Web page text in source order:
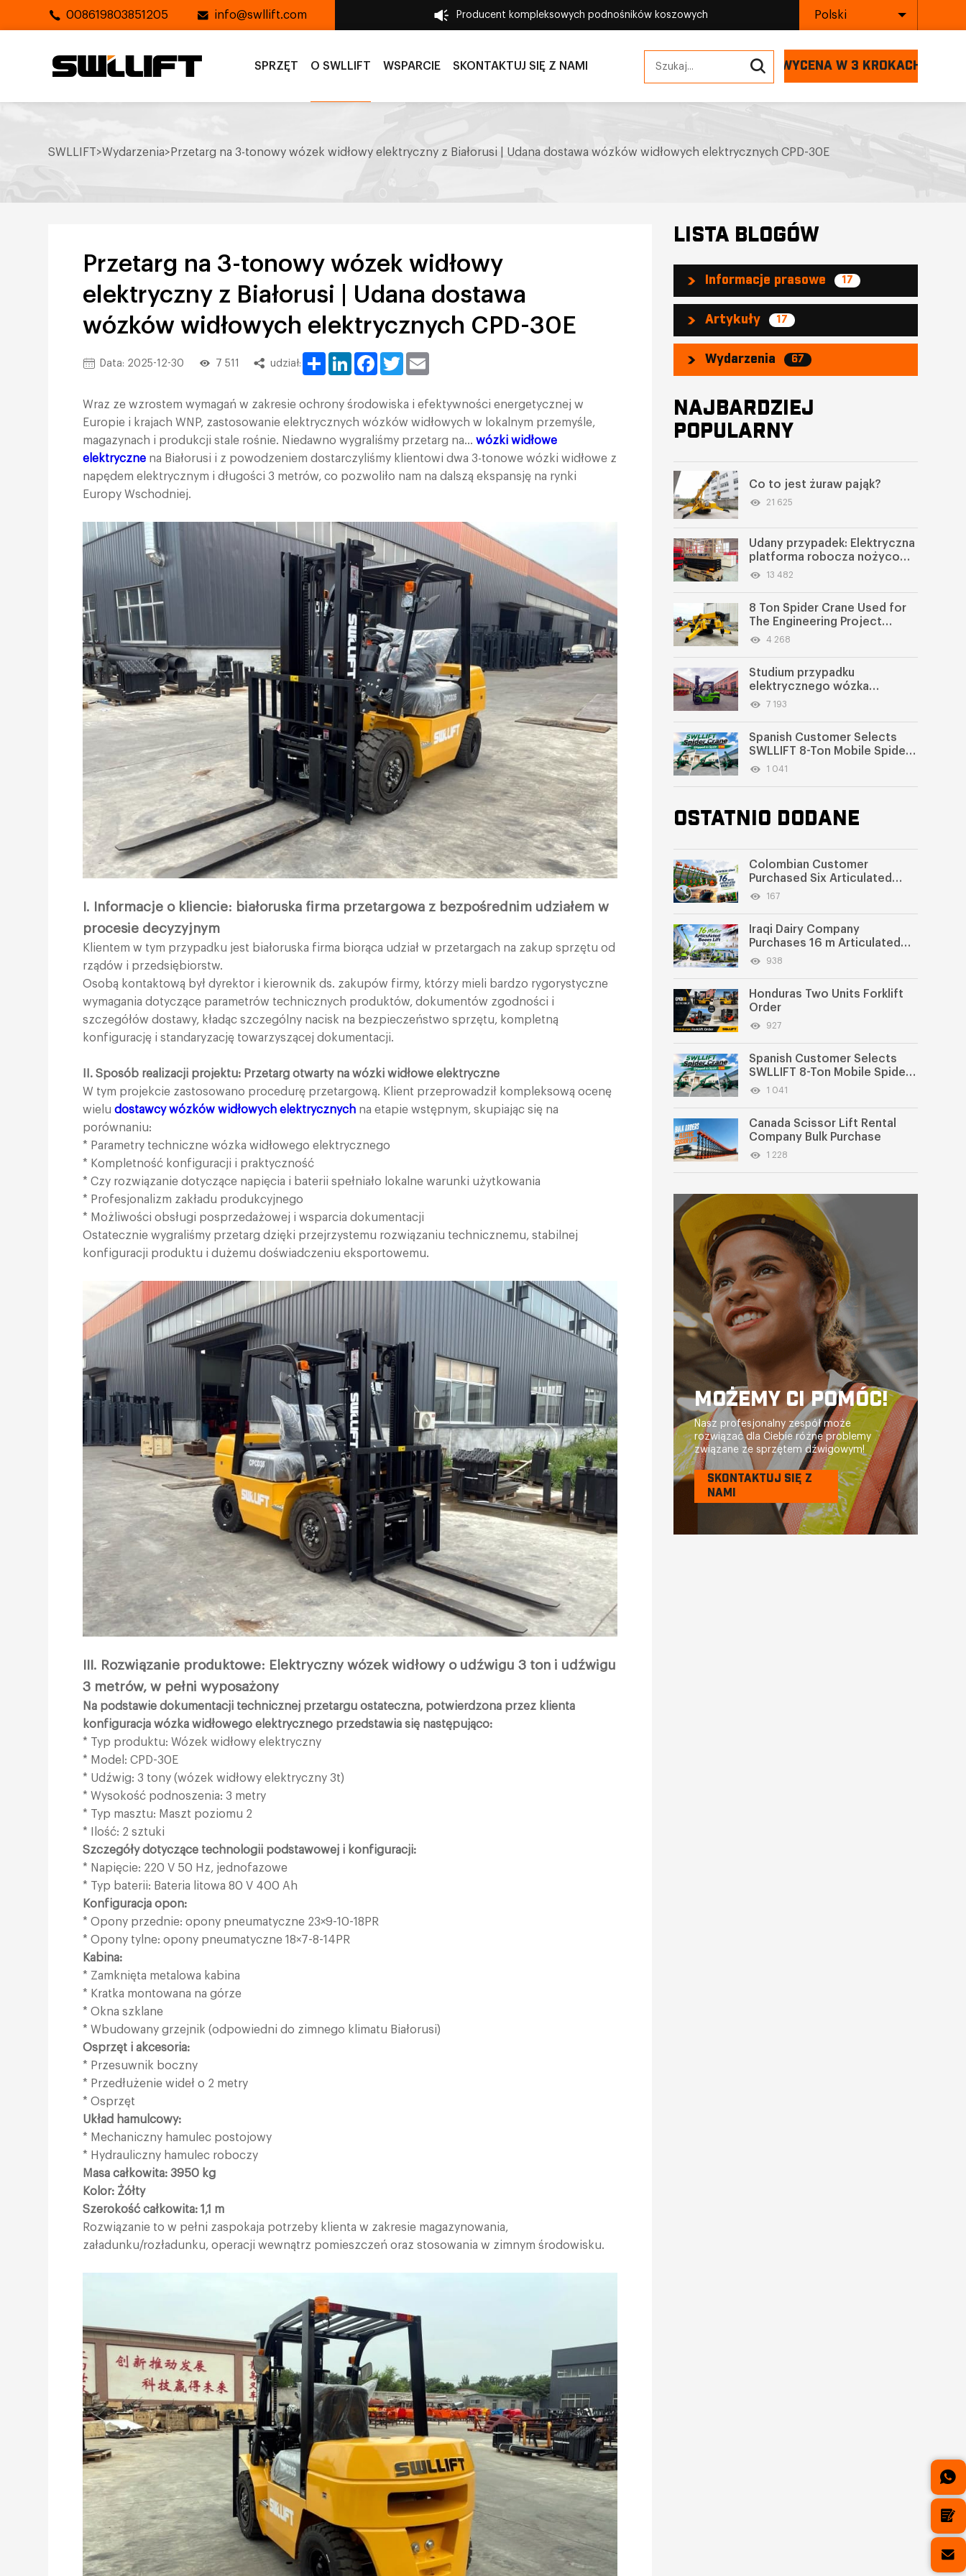
008619803851205 info@swllift.com Producent kompleksowych podnośników koszowych Polski
SPRZĘT O SWLLIFT WSPARCIE SKONTAKTUJ SIĘ Z NAMI WYCENA W 3 KROKACH
SWLLIFT>Wydarzenia> Przetarg na 3-tonowy wózek widłowy elektryczny z Białorusi | Udana dostawa wózków widłowych elektrycznych CPD-30E
Przetarg na 3-tonowy wózek widłowy
elektryczny z Białorusi | Udana dostawa
wózków widłowych elektrycznych CPD-30E
Data: 2025-12-30 7 511 udział:
Share LinkedInFacebook
Twitter
Wraz ze wzrostem wymagań w zakresie ochrony środowiska i efektywności energetycznej w
Europie i krajach WNP, zastosowanie elektrycznych wózków widłowych w lokalnym przemyśle,
magazynach i produkcji stale rośnie. Niedawno wygraliśmy przetarg na…wózki widłowe
elektryczne na Białorusi i z powodzeniem dostarczyliśmy klientowi dwa 3-tonowe wózki widłowe z
napędem elektrycznym i długości 3 metrów, co pozwoliło nam na dalszą ekspansję na rynki
Europy Wschodniej.
I. Informacje o kliencie: białoruska firma przetargowa z bezpośrednim udziałem w
procesie decyzyjnym
Klientem w tym przypadku jest białoruska firma biorąca udział w przetargach na zakup sprzętu od
rządów i przedsiębiorstw.
Osobą kontaktową był dyrektor i kierownik ds. zakupów firmy, którzy mieli bardzo rygorystyczne
wymagania dotyczące parametrów technicznych produktów, dokumentów zgodności i
szczegółów dostawy, kładąc szczególny nacisk na bezpieczeństwo sprzętu, kompletną
konfigurację i standaryzację towarzyszącej dokumentacji.
II. Sposób realizacji projektu: Przetarg otwarty na wózki widłowe elektryczne
W tym projekcie zastosowano procedurę przetargową. Klient przeprowadził kompleksową ocenę
wielu dostawcy wózków widłowych elektrycznych na etapie wstępnym, skupiając się na
porównaniu:
* Parametry techniczne wózka widłowego elektrycznego
* Kompletność konfiguracji i praktyczność
* Czy rozwiązanie dotyczące napięcia i baterii spełniało lokalne warunki użytkowania
* Profesjonalizm zakładu produkcyjnego
* Możliwości obsługi posprzedażowej i wsparcia dokumentacji
Ostatecznie wygraliśmy przetarg dzięki przejrzystemu rozwiązaniu technicznemu, stabilnej
konfiguracji produktu i dużemu doświadczeniu eksportowemu.
III. Rozwiązanie produktowe: Elektryczny wózek widłowy o udźwigu 3 ton i udźwigu
3 metrów, w pełni wyposażony
Na podstawie dokumentacji technicznej przetargu ostateczna, potwierdzona przez klienta
konfiguracja wózka widłowego elektrycznego przedstawia się następująco:
* Typ produktu: Wózek widłowy elektryczny
* Model: CPD-30E
* Udźwig: 3 tony (wózek widłowy elektryczny 3t)
* Wysokość podnoszenia: 3 metry
* Typ masztu: Maszt poziomu 2
* Ilość: 2 sztuki
Szczegóły dotyczące technologii podstawowej i konfiguracji:
* Napięcie: 220 V 50 Hz, jednofazowe
* Typ baterii: Bateria litowa 80 V 400 Ah
Konfiguracja opon:
* Opony przednie: opony pneumatyczne 23×9-10-18PR
* Opony tylne: opony pneumatyczne 18×7-8-14PR
Kabina:
* Zamknięta metalowa kabina
* Kratka montowana na górze
* Okna szklane
* Wbudowany grzejnik (odpowiedni do zimnego klimatu Białorusi)
Osprzęt i akcesoria:
* Przesuwnik boczny
* Przedłużenie wideł o 2 metry
* Osprzęt
Układ hamulcowy:
* Mechaniczny hamulec postojowy
* Hydrauliczny hamulec roboczy
Masa całkowita: 3950 kg
Kolor: Żółty
Szerokość całkowita: 1,1 m
Rozwiązanie to w pełni zaspokaja potrzeby klienta w zakresie magazynowania,
załadunku/rozładunku, operacji wewnątrz pomieszczeń oraz stosowania w zimnym środowisku.
LISTA BLOGÓW
Informacje prasowe 17
Artykuły 17
Wydarzenia 67
NAJBARDZIEJ
POPULARNY
Co to jest żuraw pająk?
21 625
Udany przypadek: Elektryczna
platforma robocza nożycowa
dla klienta z Arabii Saudyjskiej
13 482
8 Ton Spider Crane Used for
The Engineering Project
in Salvador
4 268
Studium przypadku
elektrycznego wózka
widłowego w Arabii
obrotowym popychaczem do
młyna zbożowego
7 193
Spanish Customer Selects
SWLLIFT 8-Ton Mobile Spider
Crane
1 041
OSTATNIO DODANE
Colombian Customer
Purchased Six Articulated
Boom Lifts from SWLLIFT
167
Iraqi Dairy Company
Purchases 16 m Articulated
Boom Lift
938
Honduras Two Units Forklift
Order
927
Spanish Customer Selects
SWLLIFT 8-Ton Mobile Spider
Crane
1 041
Canada Scissor Lift Rental
Company Bulk Purchase
1 228
MOŻEMY CI POMÓC!
Nasz profesjonalny zespół może
rozwiązać dla Ciebie różne problemy
związane ze sprzętem dźwigowym!
SKONTAKTUJ SIĘ Z
NAMI